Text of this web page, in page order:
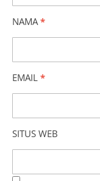
NAMA *
EMAIL *
SITUS WEB